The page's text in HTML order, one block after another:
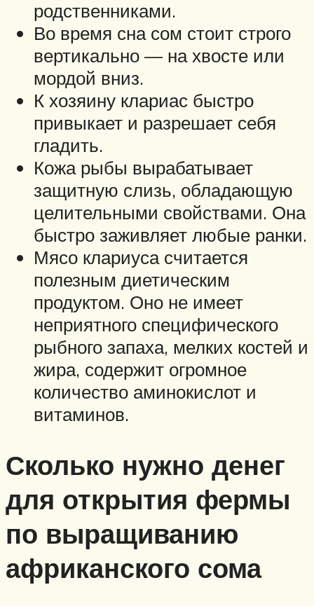
родственниками.
Во время сна сом стоит строго
вертикально — на хвосте или
мордой вниз.
К хозяину клариас быстро
привыкает и разрешает себя
гладить.
Кожа рыбы вырабатывает
защитную слизь, обладающую
целительными свойствами. Она
быстро заживляет любые ранки.
Мясо клариуса считается
полезным диетическим
продуктом. Оно не имеет
неприятного специфического
рыбного запаха, мелких костей и
жира, содержит огромное
количество аминокислот и
витаминов.
Сколько нужно денег
для открытия фермы
по выращиванию
африканского сома